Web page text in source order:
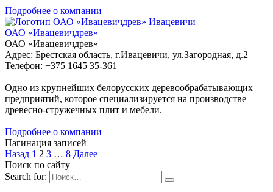
Подробнее о компании
Ивацевичи
ОАО «Ивацевичдрев»
ОАО «Ивацевичдрев»
Адрес: Брестская область, г.Ивацевичи, ул.Загородная, д.2
Телефон: +375 1645 35-361
Одно из крупнейших белорусских деревообрабатывающих
предприятий, которое специализируется на производстве
древесно-стружечных плит и мебели.
Подробнее о компании
Пагинация записей
Назад 1 2 3 … 8 Далее
Поиск по сайту
Search for: